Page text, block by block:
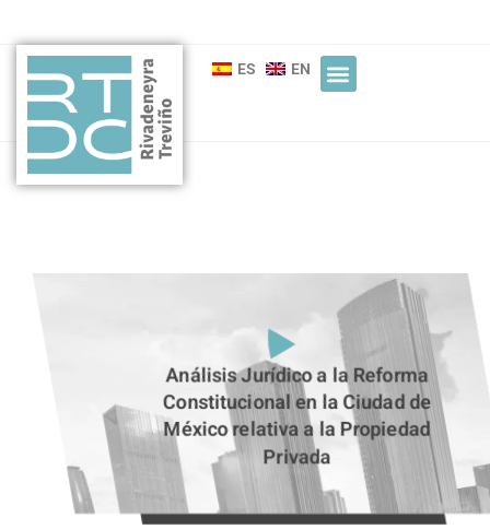
ES EN
Análisis Jurídico a la Reforma
Constitucional en la Ciudad de
México relativa a la Propiedad
Privada